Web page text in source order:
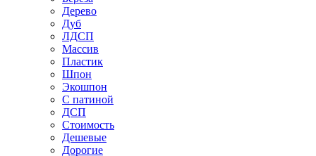
Дерево
Дуб
ЛДСП
Массив
Пластик
Шпон
Экошпон
С патиной
ДСП
Стоимость
Дешевые
Дорогие